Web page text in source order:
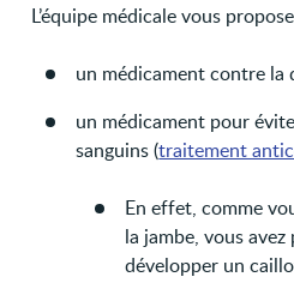
L’équipe médicale vous
un médicament contre la
un médicament pour
sanguins (traitement
En effet, comme
la jambe, vous
développer un